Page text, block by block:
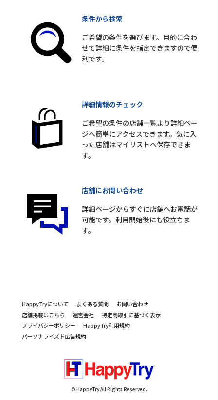
条件から検索
ご希望の条件を選びます。目的に合わ
せて詳細に条件を指定できますので便
利です。
詳細情報のチェック
ご希望の条件の店舗一覧より詳細ペー
ジへ簡単にアクセスできます。気に入
った店舗はマイリストへ保存できま
す。
店舗にお問い合わせ
詳細ページからすぐに店舗へお電話が
可能です。利用開始後にも役立ちま
す。
HappyTryについて よくある質問
お問い合わせ
店舗掲載はこちら
運営会社
特定商取引に基づく表示
プライバシーポリシー
HappyTry利用規約
パーソナライズド広告規約
© HappyTry All Rights Reserved.